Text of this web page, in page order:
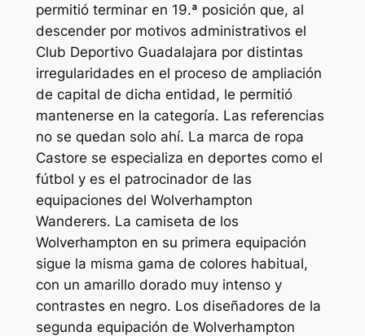
permitió terminar en 19.ª posición que, al
descender por motivos administrativos el
Club Deportivo Guadalajara por distintas
irregularidades en el proceso de ampliación
de capital de dicha entidad, le permitió
mantenerse en la categoría. Las referencias
no se quedan solo ahí. La marca de ropa
Castore se especializa en deportes como el
fútbol y es el patrocinador de las
equipaciones del Wolverhampton
Wanderers. La camiseta de los
Wolverhampton en su primera equipación
sigue la misma gama de colores habitual,
con un amarillo dorado muy intenso y
contrastes en negro. Los diseñadores de la
segunda equipación de Wolverhampton